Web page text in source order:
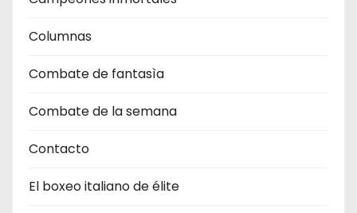
Columnas
Combate de fantasìa
Combate de la semana
Contacto
El boxeo italiano de élite